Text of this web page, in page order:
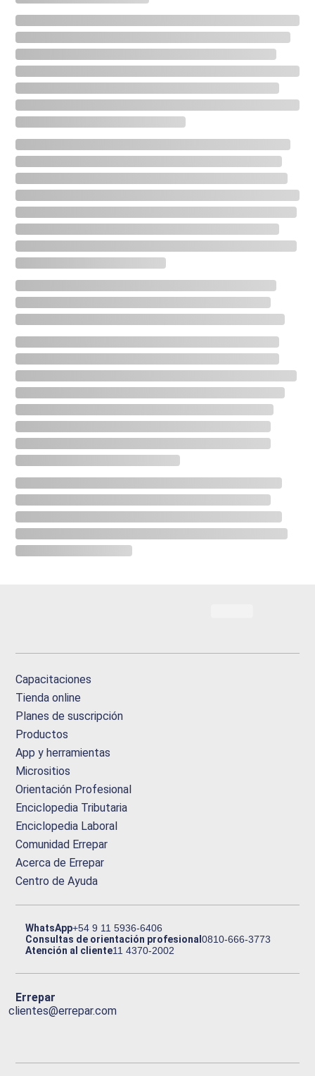
Capacitaciones
Tienda online
Planes de suscripción
Productos
App y herramientas
Micrositios
Orientación Profesional
Enciclopedia Tributaria
Enciclopedia Laboral
Comunidad Errepar
Acerca de Errepar
Centro de Ayuda
WhatsApp+54 9 11 5936-6406
Consultas de orientación profesional0810-666-3773
Atención al cliente11 4370-2002
Errepar
clientes@errepar.com